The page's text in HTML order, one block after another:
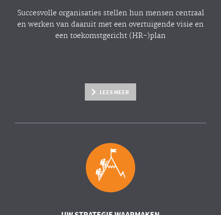
Succesvolle organisaties stellen hun mensen centraal
en werken van daaruit met een overtuigende visie en
een toekomstgericht (HR-)plan
LEES MEER